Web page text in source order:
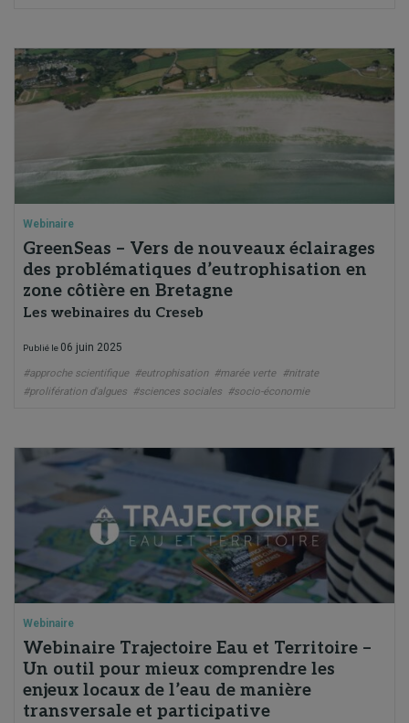
Webinaire
GreenSeas – Vers de nouveaux éclairages
des problématiques d’eutrophisation en
zone côtière en Bretagne
Les webinaires du Creseb
Publié le 06 juin 2025
#approche scientifique #eutrophisation #marée verte
#nitrate
#prolifération d'algues
#sciences sociales #socio-économie
Webinaire
Webinaire Trajectoire Eau et Territoire –
Un outil pour mieux comprendre les
enjeux locaux de l’eau de manière
transversale et participative